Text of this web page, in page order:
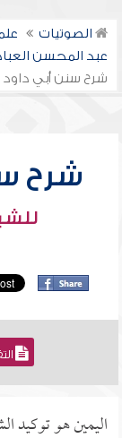
الصوتيات
عبد المحسن
شرح سنن أبي داود
شرح
اليمين هو توكيد